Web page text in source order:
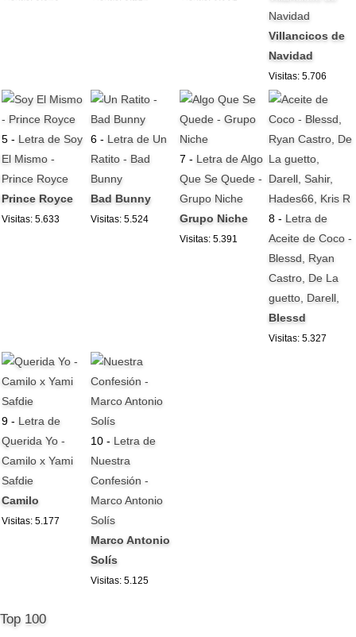
Navidad
Villancicos de
Navidad
Visitas: 5.706
5 - Letra de Soy
El Mismo -
Prince Royce
Prince Royce
Visitas: 5.633
6 - Letra de Un
Ratito - Bad
Bunny
Bad Bunny
Visitas: 5.524
7 - Letra de Algo
Que Se Quede -
Grupo Niche
Grupo Niche
Visitas: 5.391
8 - Letra de
Aceite de Coco -
Blessd, Ryan
Castro, De La
guetto, Darell,
Blessd
Visitas: 5.327
9 - Letra de
Querida Yo -
Camilo x Yami
Safdie
Camilo
Visitas: 5.177
10 - Letra de
Nuestra
Confesión -
Marco Antonio
Solís
Marco Antonio
Solís
Visitas: 5.125
Top 100